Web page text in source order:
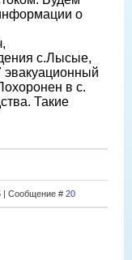
о
с.Лысые,
в с.
Такие
| Сообщение # 20